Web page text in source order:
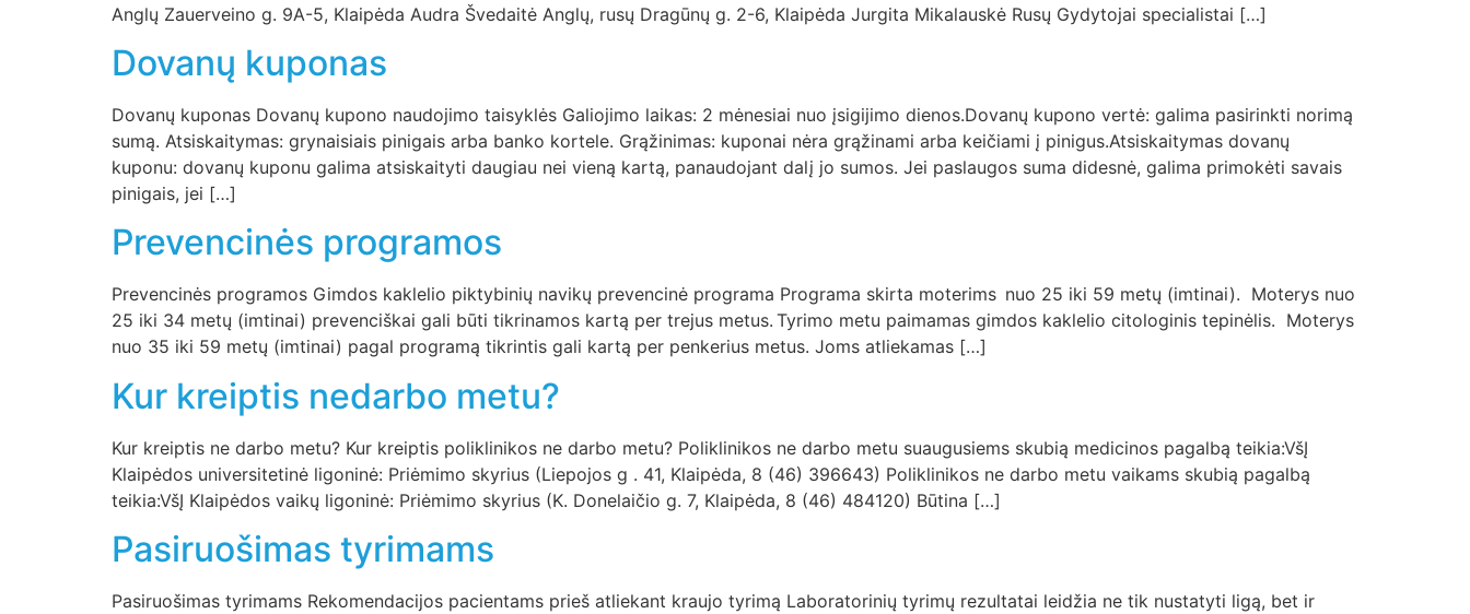
Anglų Zauerveino g. 9A-5, Klaipėda Audra Švedaitė Anglų, rusų Dragūnų g. 2-6, Klaipėda Jurgita Mikalauskė Rusų Gydytojai specialistai […]
Dovanų kuponas
Dovanų kuponas Dovanų kupono naudojimo taisyklės Galiojimo laikas: 2 mėnesiai nuo įsigijimo dienos.Dovanų kupono vertė: galima pasirinkti norimą
sumą. Atsiskaitymas: grynaisiais pinigais arba banko kortele. Grąžinimas: kuponai nėra grąžinami arba keičiami į pinigus.Atsiskaitymas dovanų
kuponu: dovanų kuponu galima atsiskaityti daugiau nei vieną kartą, panaudojant dalį jo sumos. Jei paslaugos suma didesnė, galima primokėti savais
pinigais, jei […]
Prevencinės programos
Prevencinės programos Gimdos kaklelio piktybinių navikų prevencinė programa Programa skirta moterims nuo 25 iki 59 metų (imtinai). Moterys nuo
25 iki 34 metų (imtinai) prevenciškai gali būti tikrinamos kartą per trejus metus. Tyrimo metu paimamas gimdos kaklelio citologinis tepinėlis. Moterys
nuo 35 iki 59 metų (imtinai) pagal programą tikrintis gali kartą per penkerius metus. Joms atliekamas […]
Kur kreiptis nedarbo metu?
Kur kreiptis ne darbo metu? Kur kreiptis poliklinikos ne darbo metu? Poliklinikos ne darbo metu suaugusiems skubią medicinos pagalbą teikia:VšĮ
Klaipėdos universitetinė ligoninė: Priėmimo skyrius (Liepojos g . 41, Klaipėda, 8 (46) 396643) Poliklinikos ne darbo metu vaikams skubią pagalbą
teikia:VšĮ Klaipėdos vaikų ligoninė: Priėmimo skyrius (K. Donelaičio g. 7, Klaipėda, 8 (46) 484120) Būtina […]
Pasiruošimas tyrimams
Pasiruošimas tyrimams Rekomendacijos pacientams prieš atliekant kraujo tyrimą Laboratorinių tyrimų rezultatai leidžia ne tik nustatyti ligą, bet ir